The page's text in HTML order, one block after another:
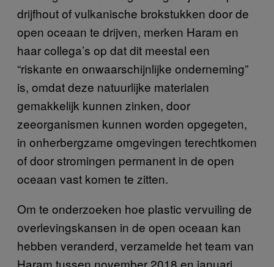
drijfhout of vulkanische brokstukken door de
open oceaan te drijven, merken Haram en
haar collega’s op dat dit meestal een
“riskante en onwaarschijnlijke onderneming”
is, omdat deze natuurlijke materialen
gemakkelijk kunnen zinken, door
zeeorganismen kunnen worden opgegeten,
in onherbergzame omgevingen terechtkomen
of door stromingen permanent in de open
oceaan vast komen te zitten.
Om te onderzoeken hoe plastic vervuiling de
overlevingskansen in de open oceaan kan
hebben veranderd, verzamelde het team van
Haram tussen november 2018 en januari